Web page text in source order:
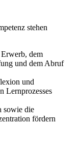
stehen
dem
und dem Abruf
und
Lernprozesses
sowie die
fördern